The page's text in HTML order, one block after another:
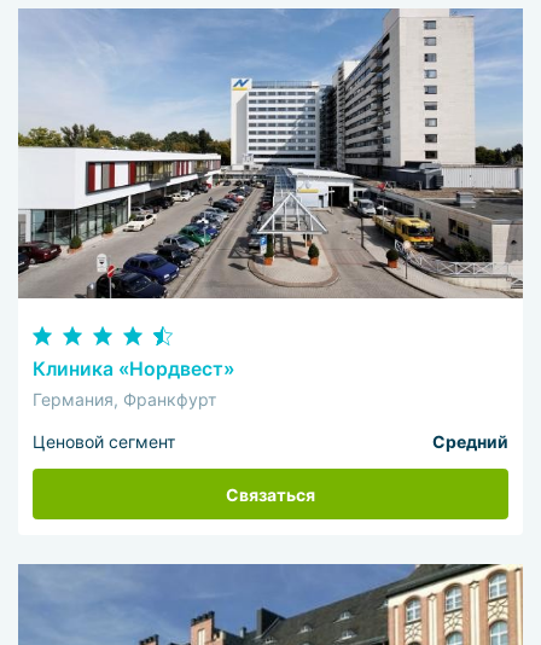
Клиника «Нордвест»
Германия, Франкфурт
Ценовой сегмент Средний
Связаться